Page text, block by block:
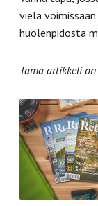
vielä
huolenpidosta
Tämä artikkeli